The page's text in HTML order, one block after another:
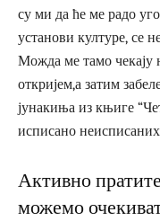
су ми да ће ме радо
установи културе, се
Можда ме тамо чекају
откријем,а затим
јунакиња из књиге
исписано
Активно
можемо